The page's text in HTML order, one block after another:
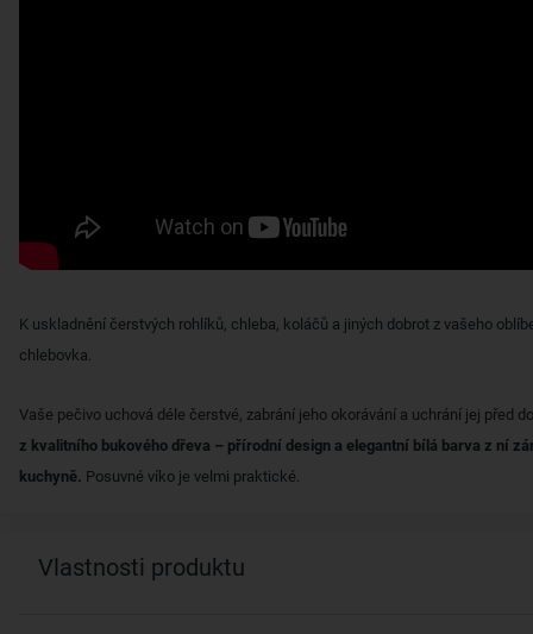
K uskladnění čerstvých rohlíků, chleba, koláčů a jiných dobrot z vašeho
chlebovka.
Vaše pečivo uchová déle čerstvé, zabrání jeho okorávání a uchrání jej před
z kvalitního bukového dřeva – přírodní design a elegantní bílá barva z ní
kuchyně. Posuvné víko je velmi praktické.
Vlastnosti produktu